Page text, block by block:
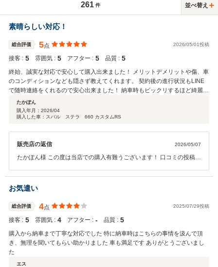
261 件 並べ替え
素晴らしい対応！
総合評価 5点 2026/05/01投稿
接客 : 5 雰囲気 : 5 アフター : 5 品質 : 5
終始、誠実な対応で安心して購入出来ました！ メリットデメリットや傷、車
のコンディションなども隠さず教えてくれます。 契約後の進行状況もLINE
で随時連絡をくれるので安心出来ました！ 納車時もビックリするほど綺麗に
してくれてありました。 今まで色んなお店で購入しましたが、初めてリピー
トしたいと思うお店さんでした！！
たかぽん
購入年月： 2026/04
購入した車：スバル ステラ 660 カスタムRS
販売店の返信 2026/05/07
たかぽん様 この度は当店での購入有難うございます！ 口コミの投稿も
これからもよろしくお願いします。
お気遣い
総合評価 4点 2025/07/29投稿
接客 : 5 雰囲気 : 4 アフター : ‐ 品質 : 5
購入から納車まで丁寧な対応でした 特に納車時はこちらの事情を汲んで頂
き、無理を聞いてもらい助かりました 車も満足です ありがとうございまし
た
エス